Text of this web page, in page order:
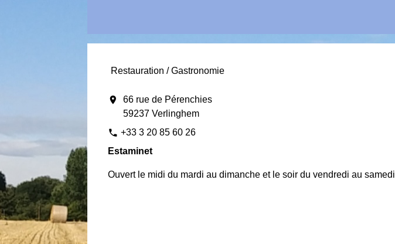
Restauration / Gastronomie
location_on
66 rue de Pérenchies
59237 Verlinghem
phone +33 3 20 85 60 26
Estaminet
Ouvert le midi du mardi au dimanche et le soir du vendredi au samedi